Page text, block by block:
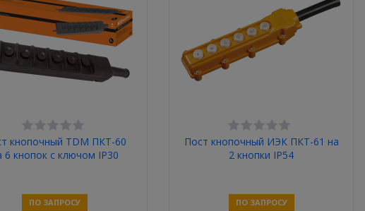
кнопочный TDM ПКТ-60
6 кнопок с ключом IP30
ПО ЗАПРОСУ
Пост кнопочный ИЭК ПКТ-61 на
2 кнопки IP54
ПО ЗАПРОСУ